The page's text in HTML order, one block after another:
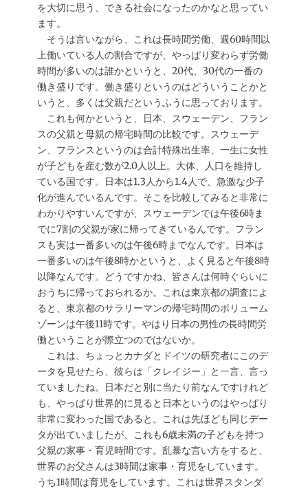
を大切に思う、できる社会になったのかなと思ってい
ます。
そうは言いながら、これは長時間労働、週60時間以
上働いている人の割合ですが、やっぱり変わらず労働
時間が多いのは誰かというと、20代、30代の一番の
働き盛りです。働き盛りというのはどういうことかと
いうと、多くは父親だというふうに思っております。
これも何かというと、日本、スウェーデン、フラン
スの父親と母親の帰宅時間の比較です。スウェーデ
ン、フランスというのは合計特殊出生率、一生に女性
が子どもを産む数が2.0人以上。大体、人口を維持し
ている国です。日本は1.3人から1.4人で、急激な少子
化が進んでいるんです。そこを比較してみると非常に
わかりやすいんですが、スウェーデンでは午後6時ま
でに7割の父親が家に帰ってきているんです。フラン
スも実は一番多いのは午後6時までなんです。日本は
一番多いのは午後8時かというと、よく見ると午後8時
以降なんです。どうですかね、皆さんは何時ぐらいに
おうちに帰っておられるか。これは東京都の調査によ
ると、東京都のサラリーマンの帰宅時間のボリューム
ゾーンは午後11時です。やはり日本の男性の長時間労
働ということが際立つのではないか。
これは、ちょっとカナダとドイツの研究者にこのデ
ータを見せたら、彼らは「クレイジー」と一言、言っ
ていましたね。日本だと別に当たり前なんですけれど
も、やっぱり世界的に見ると日本というのはやっぱり
非常に変わった国であると。これは先ほども同じデー
タが出ていましたが、これも6歳未満の子どもを持つ
父親の家事・育児時間です。乱暴な言い方をすると、
世界のお父さんは3時間は家事・育児をしています。
うち1時間は育児をしています。これは世界スタンダ